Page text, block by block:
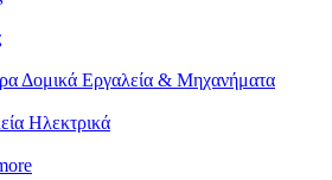
Δομικά Εργαλεία & Μηχανήματα
Ηλεκτρικά